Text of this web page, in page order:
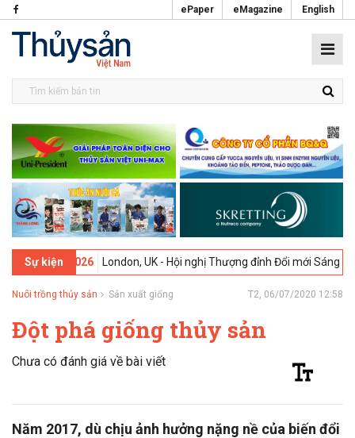
ePaper eMagazine English
Sự kiện
2026 London, UK - Hội nghị Thượng đỉnh Đổi mới Sáng tạo trong
Nuôi trồng thủy sản Sản xuất giống T2, 06/07/2020 12:58
Đột phá giống thủy sản
Chưa có đánh giá về bài viết
Năm 2017, dù chịu ảnh hưởng nặng nề của biến đổi